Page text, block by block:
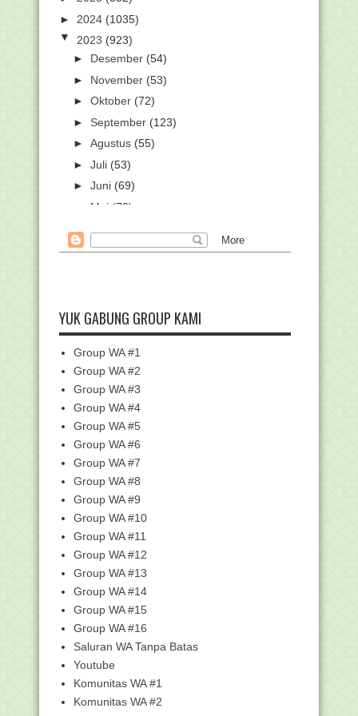
► 2024 (1035)
▼ 2023 (923)
► Desember (54)
► November (53)
► Oktober (72)
► September (123)
► Agustus (55)
► Juli (53)
► Juni (69)
Mei (73)
►Maret(101)
Pendaftaran SK Kelompok Kerja dan SK
Admin KKGTK T...
Pengumuman Hasil Seleksi Akhir Calon
Reviewer dan...
Makna Hadit Jika Mati Anak Adam Maka
Terputuslah A...
Kebijakan Akreditasi Tahun 2023
Rekrutmen (Penerimaan) Dosen UPI
2023
Soal UTS/PTS Matematika Kelas 9 SMP
Unduh Bank Soal (PH, PTS Dan PAT)
Kelas 6 SD/MI Se...
Masuk Madrasa...
Cara Unduh Sertifikat SOP dan Bimtek
Instrumen Ase...
Pelaksanaan Literasi Digital ASN
Beredar Surat Percepatan Pelaksanaan
Haji, Kemenag...
Pendaftaran PPG Dalam Jabatan bagi
Guru Madrasah y...
Panduan Penggunaan Portal Aktivasi
YUK GABUNG GROUP KAMI
Group WA #1
Group WA #2
Group WA #3
Group WA #4
Group WA #5
Group WA #6
Group WA #7
Group WA #8
Group WA #9
Group WA #10
Group WA #11
Group WA #12
Group WA #13
Group WA #14
Group WA #15
Group WA #16
Saluran WA Tanpa Batas
Youtube
Komunitas WA #1
Komunitas WA #2